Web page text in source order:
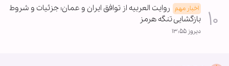
اخبار مهم روایت العربیه از توافق ایران و عمان؛ جزئیات و شروط
بازگشایی تنگه هرمز
دیروز ۱۳:۵۵